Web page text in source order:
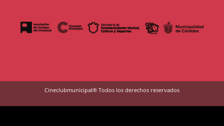
Cineclubmunicipal® Todos los derechos reservados